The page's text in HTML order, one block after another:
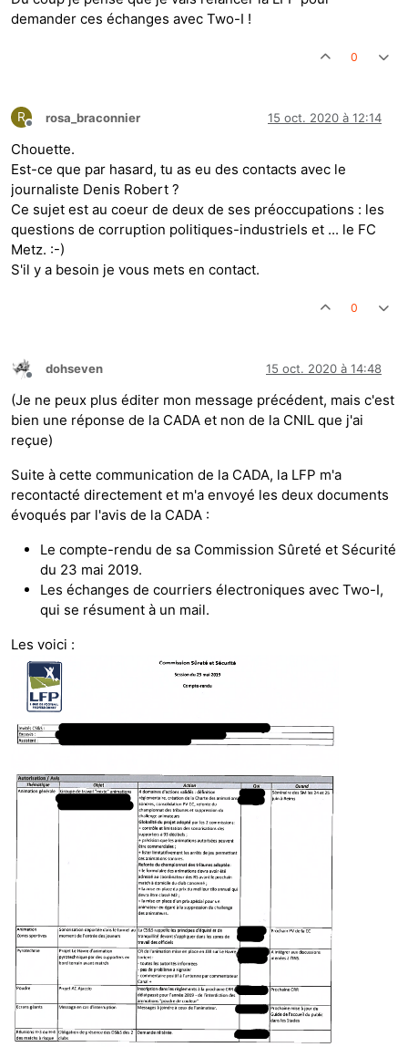
demander ces échanges avec Two-I !
0
R
Hors-ligne
rosa_braconnier 15 oct. 2020 à 12:14
Chouette.
Est-ce que par hasard, tu as eu des contacts avec le
journaliste Denis Robert ?
Ce sujet est au coeur de deux de ses préoccupations : les
questions de corruption politiques-industriels et ... le FC
Metz. :-)
S'il y a besoin je vous mets en contact.
0
Hors-ligne
dohseven 15 oct. 2020 à 14:48
(Je ne peux plus éditer mon message précédent, mais c'est
bien une réponse de la CADA et non de la CNIL que j'ai
reçue)
Suite à cette communication de la CADA, la LFP m'a
recontacté directement et m'a envoyé les deux documents
évoqués par l'avis de la CADA :
Le compte-rendu de sa Commission Sûreté et Sécurité
du 23 mai 2019.
Les échanges de courriers électroniques avec Two-I,
qui se résument à un mail.
Les voici :